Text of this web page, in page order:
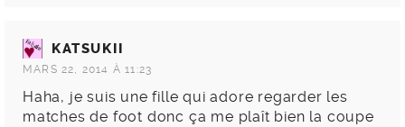
KATSUKII
MARS 22, 2014 À 11:23
Haha, je suis une fille qui adore regarder les
matches de foot donc ça me plaît bien la coupe